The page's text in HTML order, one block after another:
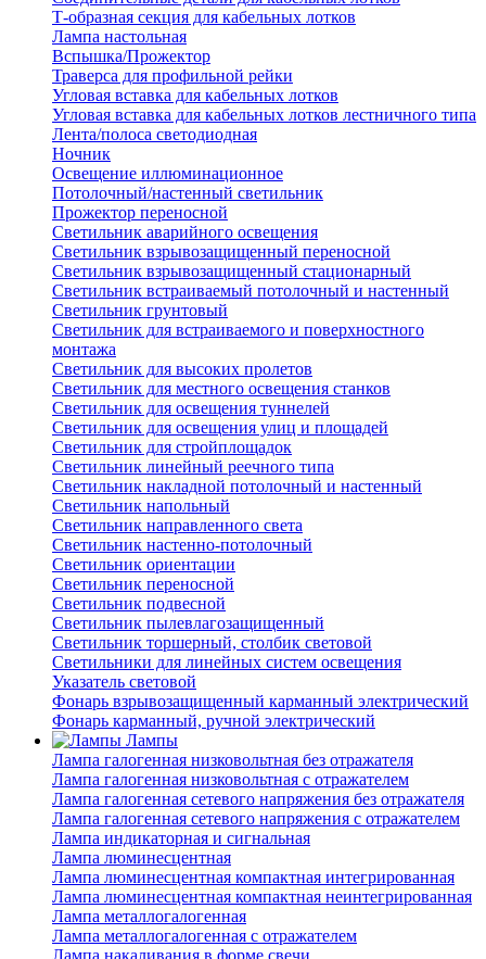
Т-образная секция для кабельных лотков
Лампа настольная
Вспышка/Прожектор
Траверса для профильной рейки
Угловая вставка для кабельных лотков
Угловая вставка для кабельных лотков лестничного типа
Лента/полоса светодиодная
Ночник
Освещение иллюминационное
Потолочный/настенный светильник
Прожектор переносной
Светильник аварийного освещения
Светильник взрывозащищенный переносной
Светильник взрывозащищенный стационарный
Светильник встраиваемый потолочный и настенный
Светильник грунтовый
Светильник для встраиваемого и поверхностного
монтажа
Светильник для высоких пролетов
Светильник для местного освещения станков
Светильник для освещения туннелей
Светильник для освещения улиц и площадей
Светильник для стройплощадок
Светильник линейный реечного типа
Светильник накладной потолочный и настенный
Светильник напольный
Светильник направленного света
Светильник настенно-потолочный
Светильник ориентации
Светильник переносной
Светильник подвесной
Светильник пылевлагозащищенный
Светильник торшерный, столбик световой
Светильники для линейных систем освещения
Указатель световой
Фонарь взрывозащищенный карманный электрический
Фонарь карманный, ручной электрический
Лампы
Лампа галогенная низковольтная без отражателя
Лампа галогенная низковольтная с отражателем
Лампа галогенная сетевого напряжения без отражателя
Лампа галогенная сетевого напряжения с отражателем
Лампа индикаторная и сигнальная
Лампа люминесцентная
Лампа люминесцентная компактная интегрированная
Лампа люминесцентная компактная неинтегрированная
Лампа металлогалогенная
Лампа металлогалогенная с отражателем
Лампа накаливания в форме свечи